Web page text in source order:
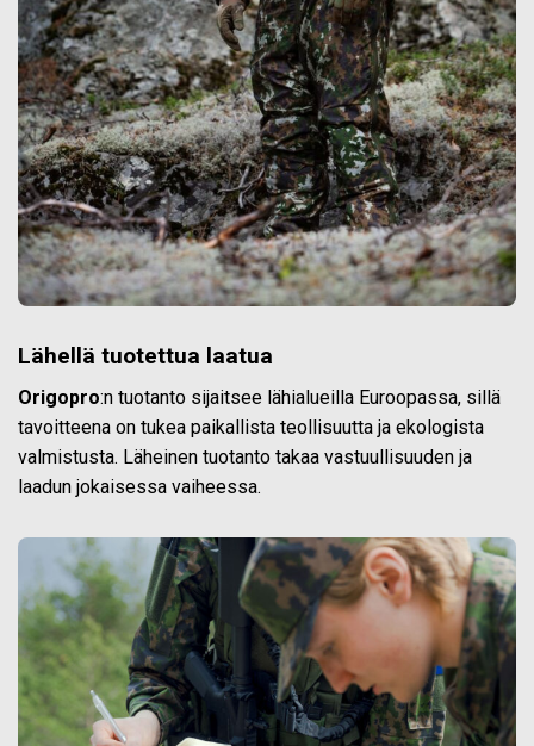
Lähellä tuotettua laatua
Origopro:n tuotanto sijaitsee lähialueilla Euroopassa, sillä
tavoitteena on tukea paikallista teollisuutta ja ekologista
valmistusta. Läheinen tuotanto takaa vastuullisuuden ja
laadun jokaisessa vaiheessa.